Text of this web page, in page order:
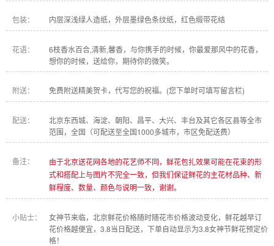
包装： 内层深浅绿人造纸，外层墨绿色条纹纸，红色缎带花结
花语：
6枝香水百合,清新,馨香，与你携手的时候，你最爱那风中的花香，
想你的时候，送给你，期待你的微笑。
附送： 免费附送精美贺卡，代写您的祝福。(您下单时可填写留言栏)
配送：
北京东西城、海淀、朝阳、昌平、大兴、丰台及其它各区县等全市
范围，全国（可配送至全国1000多城市，市区免配送费）
备注：
由于北京送花网各地的花艺师不同，鲜花包扎效果可能在花束的形
式和搭配上与图片不完全一致，但我们保证鲜花的主花材品种、新
鲜程度、数量、颜色与说明一致，谢谢。
小贴士：
女神节来临，北京鲜花价格随时随花市价格波动变化，鲜花越早订
花价格越便宜，3.8当日配送，下单自动显示为3.8女神节鲜花预定价
格！